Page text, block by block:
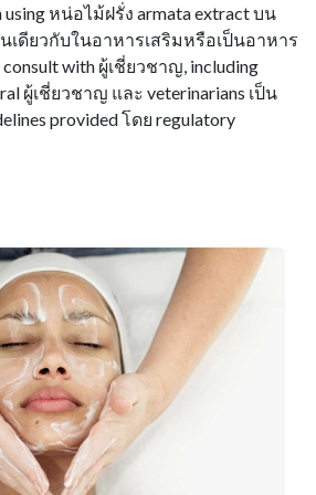
usingหน่อไม้ฝรั่ง armataextractบน
นเดียวกับในอาหารเสริมหรือเป็นอาหาร
consultwith ผู้เชี่ยวชาญ, including
ผู้เชี่ยวชาญ และ veterinarians เป็น
providedโดย regulatory